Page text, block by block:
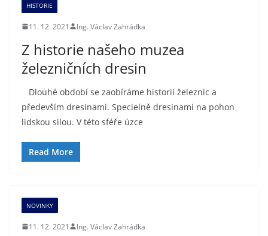
HISTORIE
11. 12. 2021 Ing. Václav Zahrádka
Z historie našeho muzea
železničních dresin
Dlouhé období se zaobíráme historií železnic a
především dresinami. Specielně dresinami na pohon
lidskou silou. V této sféře úzce
Read More
NOVINKY
11. 12. 2021 Ing. Václav Zahrádka